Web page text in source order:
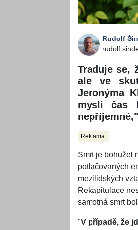
Rudolf
Traduje se,
ale ve
Jeronýma
mysli čas
Reklama:
Smrt je bohužel
potlačovaných
mezilidských
Rekapitulace
samotná smrt
"V případě, že